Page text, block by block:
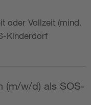
oder Vollzeit (mind.
Kinderdorf
(m/w/d) als SOS-